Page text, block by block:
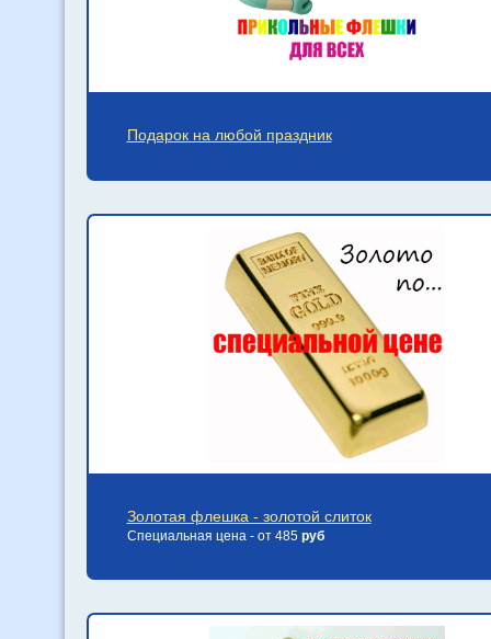
Подарок на любой праздник
Золотая флешка - золотой слиток
Специальная цена - от 485 руб